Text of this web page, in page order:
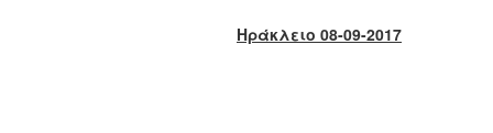
Ηράκλειο 08-09-2017